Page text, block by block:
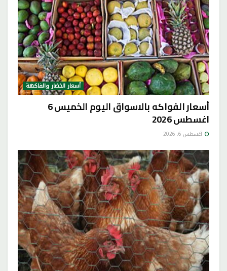
أسعار الخضار والفاكهة
أسعار الفواكه بالاسواق اليوم الخميس 6
اغسطس 2026
أغسطس 6, 2026